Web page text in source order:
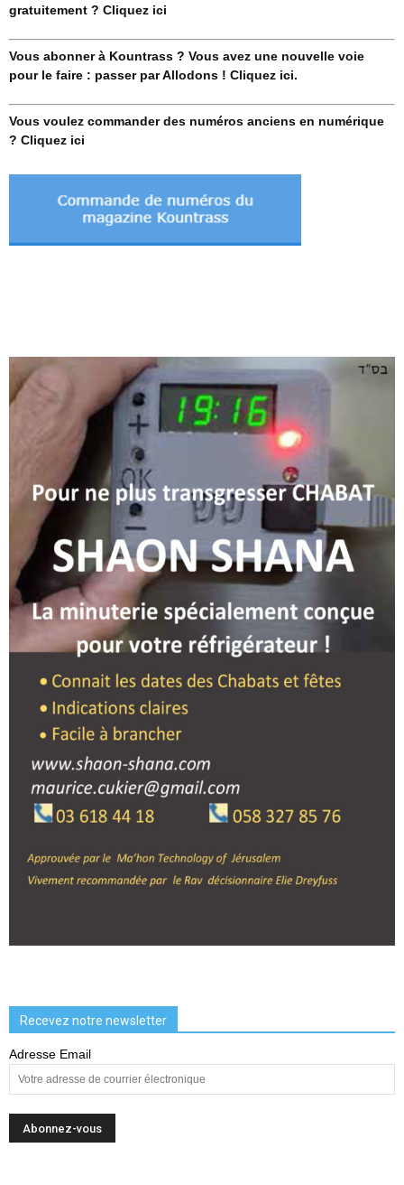
gratuitement ? Cliquez ici
Vous abonner à Kountrass ? Vous avez une nouvelle voie
pour le faire : passer par Allodons ! Cliquez ici.
Vous voulez commander des numéros anciens en numérique
? Cliquez ici
Recevez notre newsletter
Adresse Email